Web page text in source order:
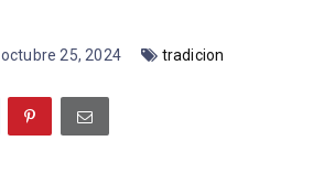
octubre 25, 2024 tradicion